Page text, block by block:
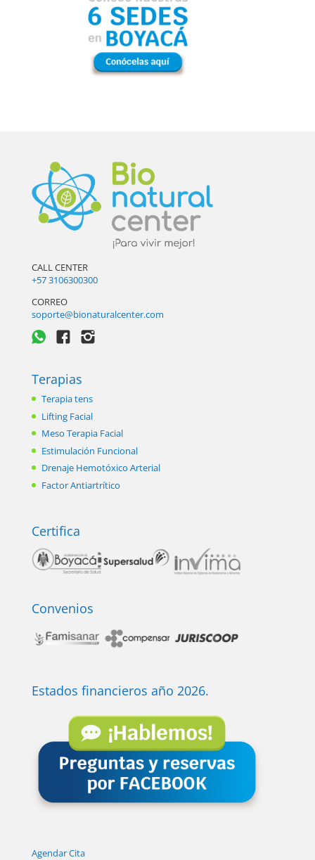
CALL CENTER
+57 3106300300
CORREO
soporte@bionaturalcenter.com
Terapias
Terapia tens
Lifting Facial
Meso Terapia Facial
Estimulación Funcional
Drenaje Hemotóxico Arterial
Factor Antiartrítico
Certifica
Convenios
Estados financieros año 2026.
Agendar Cita